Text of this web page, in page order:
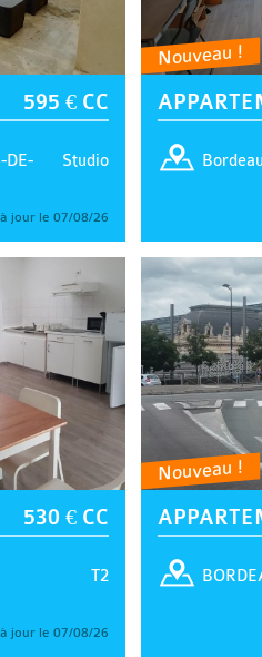
595 € CC
Studio
DE-
jour le 07/08/26
Nouveau !
530 € CC
T2
jour le 07/08/26
Nouveau !